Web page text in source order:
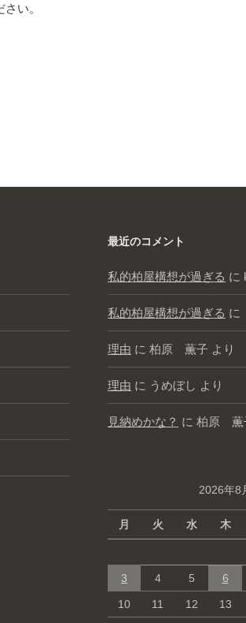
い。
最近のコメント
私的柏屋構想が過ぎる に
私的柏屋構想が過ぎる に
理由 に 柏原 薫子 より
理由 に うめぼし より
見納めかな？ に 柏原 薫
2026年8
月 火 水 木
3 4 5 6
10 11 12 13